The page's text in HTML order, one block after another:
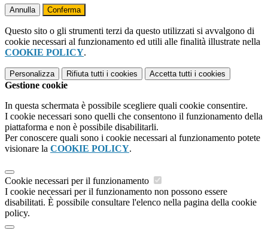
Annulla Conferma
Questo sito o gli strumenti terzi da questo utilizzati si avvalgono di
cookie necessari al funzionamento ed utili alle finalità illustrate nella
COOKIE POLICY.
Personalizza Rifiuta tutti i cookies Accetta tutti i cookies
Gestione cookie
In questa schermata è possibile scegliere quali cookie consentire.
I cookie necessari sono quelli che consentono il funzionamento della
piattaforma e non è possibile disabilitarli.
Per conoscere quali sono i cookie necessari al funzionamento potete
visionare la COOKIE POLICY.
Cookie necessari per il funzionamento
I cookie necessari per il funzionamento non possono essere
disabilitati. È possibile consultare l'elenco nella pagina della cookie
policy.